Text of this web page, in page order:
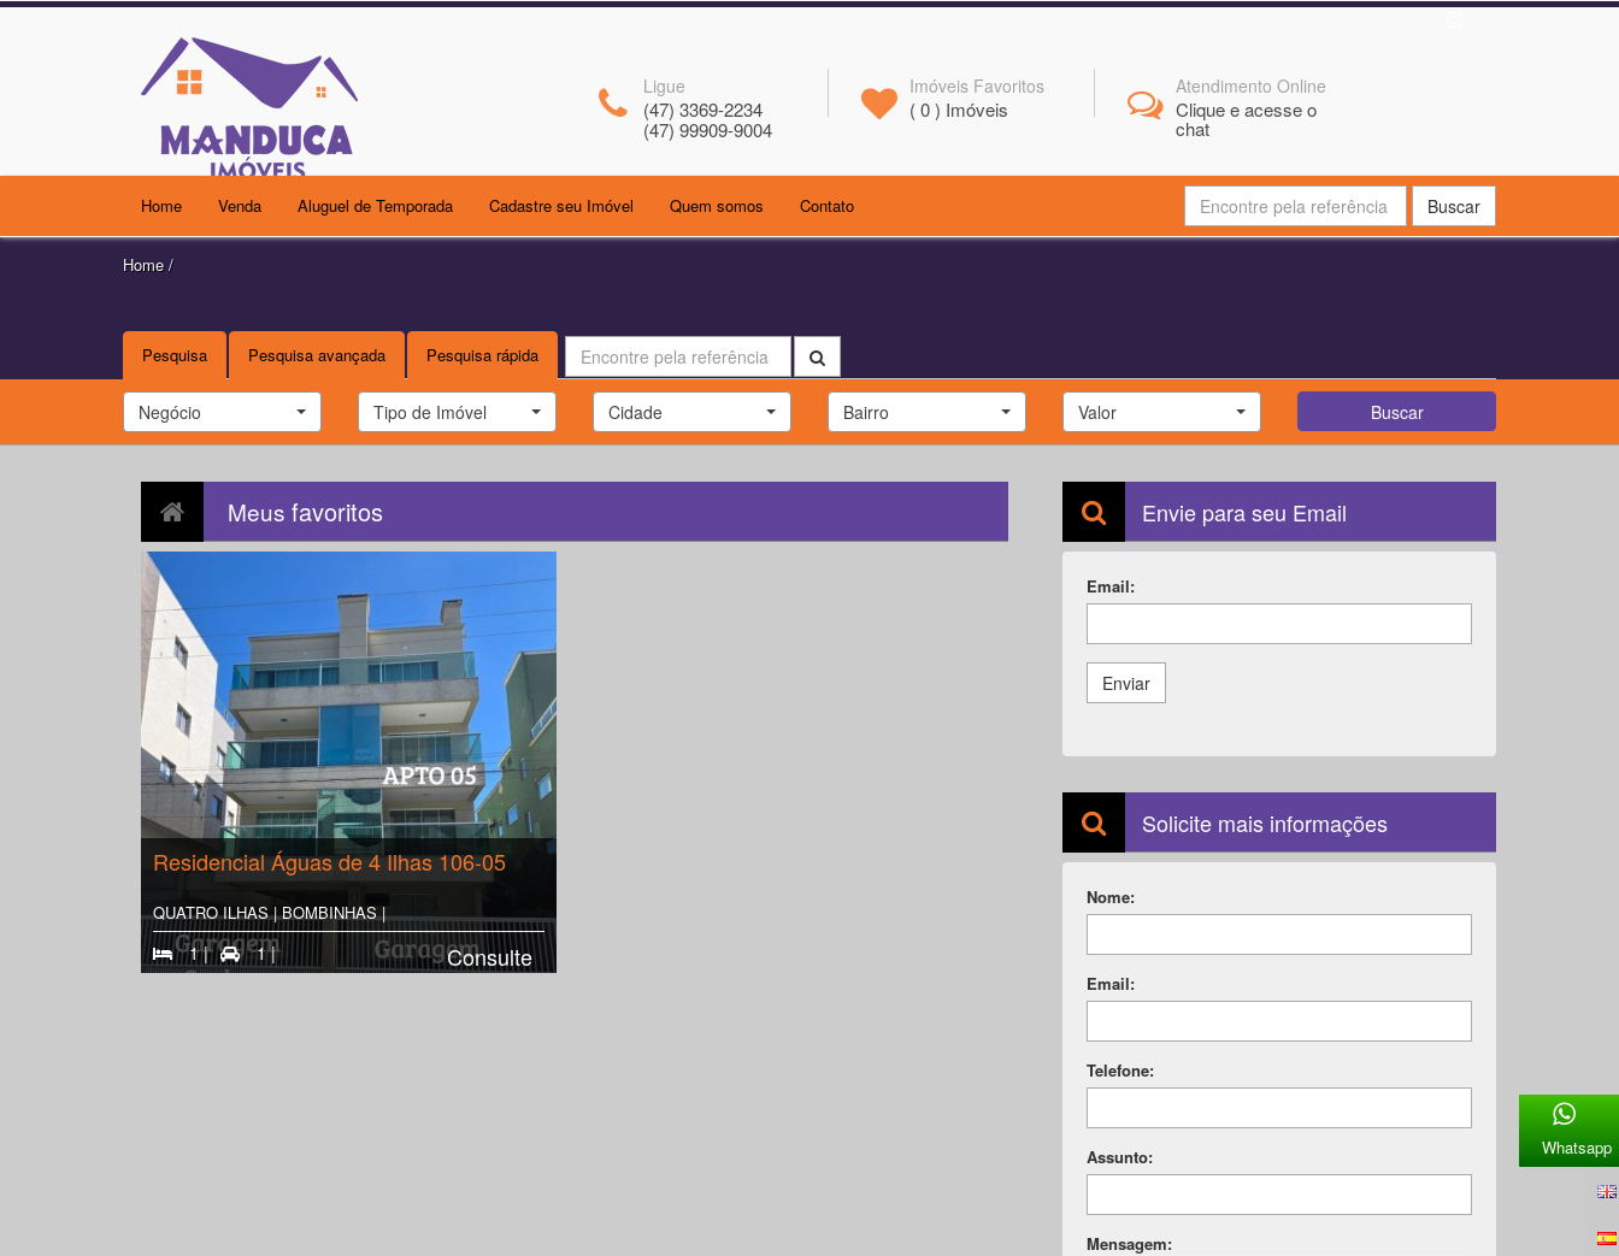
Whatsapp
Ligue
(47) 3369-2234
(47) 99909-9004
Imóveis Favoritos
(0) Imóveis
Atendimento Online
Clique e acesse o
chat
Home Venda Aluguel de Temporada Cadastre seu Imóvel (current)Quem somos (current)Contato Buscar
Home/
Pesquisa Pesquisa avançada Pesquisa rápida
Negócio Tipo de Imóvel Cidade Bairro Valor Buscar
Meus favoritos
Residencial Águas de 4 Ilhas 106-05
QUATRO ILHAS | BOMBINHAS |
1 | 1 | Consulte
Envie para seu Email
Email:
Enviar
Solicite mais informações
Nome:
Email:
Telefone:
Assunto:
Mensagem: